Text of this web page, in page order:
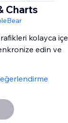
Charts
kolayca içe
edin ve